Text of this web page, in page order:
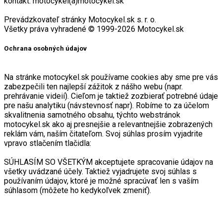
Prevádzkovateľ stránky Motocykel.sk s. r. o.
Všetky práva vyhradené © 1999-2026 Motocykel.sk
Ochrana osobných údajov
Na stránke motocykel.sk používame cookies aby sme pre vás
zabezpečili ten najlepší zážitok z nášho webu (napr.
prehrávanie videií). Cieľom je taktiež zozbierať potrebné údaje
pre našu analytiku (návstevnosť napr). Robíme to za účelom
skvalitnenia samotného obsahu, týchto webstránok
motocykel.sk ako aj presnejšie a relevantnejšie zobrazených
reklám vám, naším čitateľom. Svoj súhlas prosím vyjadrite
vpravo stlačením tlačidla:
SÚHLASÍM SO VŠETKÝM akceptujete spracovanie údajov na
všetky uvádzané účely. Taktiež vyjadrujete svoj súhlas s
používaním údajov, ktoré je možné spracúvať len s vaším
súhlasom (môžete ho kedykoľvek zmeniť).